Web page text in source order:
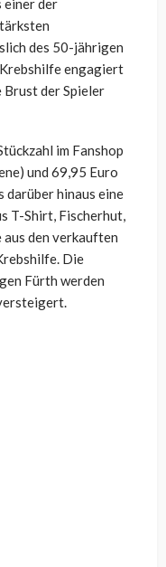
einer der
des 50-jährigen
engagiert
der Spieler
im Fanshop
und 69,95 Euro
darüber hinaus eine
T-Shirt, Fischerhut,
aus den verkauften
Die
Fürth werden